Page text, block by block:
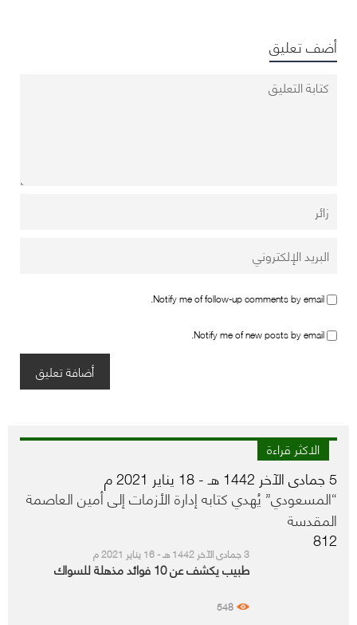
أضف تعليق
Notify me of follow-up comments by email.
Notify me of new posts by email.
الاكثر قراءة
5 جمادى الآخر 1442 هـ - 18 يناير 2021 م
“المسعودي” يُهدي كتابه إدارة الأزمات إلى أمين العاصمة
المقدسة
812
3 جمادى الآخر 1442 هـ - 16 يناير 2021 م
طبيب يكشف عن 10 فوائد مذهلة للسواك
548